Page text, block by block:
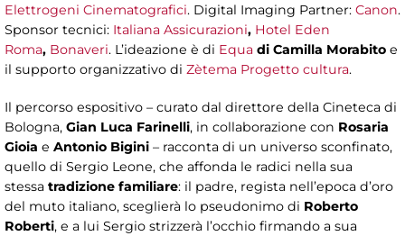
Elettrogeni Cinematografici. Digital Imaging Partner: Canon.
Sponsor tecnici: Italiana Assicurazioni, Hotel Eden
Roma, Bonaveri. L’ideazione è di Equa di Camilla Morabito e
il supporto organizzativo di Zètema Progetto cultura.
Il percorso espositivo – curato dal direttore della Cineteca di
Bologna, Gian Luca Farinelli, in collaborazione con Rosaria
Gioia e Antonio Bigini – racconta di un universo sconfinato,
quello di Sergio Leone, che affonda le radici nella sua
stessa tradizione familiare: il padre, regista nell’epoca d’oro
del muto italiano, sceglierà lo pseudonimo di Roberto
Roberti, e a lui Sergio strizzerà l’occhio firmando a sua